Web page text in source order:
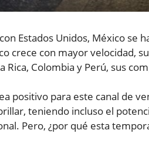
Estados Unidos, México
crece con mayor velocidad,
Rica, Colombia y Perú, sus
positivo para este canal de
teniendo incluso el
Pero, ¿por qué esta